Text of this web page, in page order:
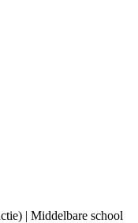
| Middelbare school